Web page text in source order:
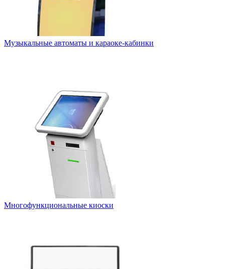
Музыкальные автоматы и караоке-кабинки
Многофункциональные киоски